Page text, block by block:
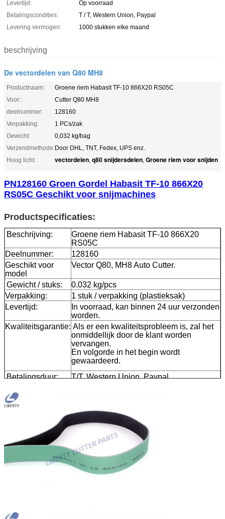
Levertijd:
Op voorraad
Betalingscondities:
T / T, Western Union, Paypal
Levering vermogen:
1000 stukken elke maand
beschrijving
De vectordelen van Q80 MH8
Productnaam:
Groene riem Habasit TF-10 866X20 RS05C
Voor::
Cutter Q80 MH8
deelnummer:
128160
Verpakking:
1 PCs/zak
Gewicht:
0,032 kg/bag
Verzendmethode:Door DHL, TNT, Fedex, UPS enz.
Hoog licht:
vectordelen, q80 snijdersdelen, Groene riem voor snijden
PN128160 Groen Gordel Habasit TF-10 866X20
RS05C Geschikt voor snijmachines
Productspecificaties:
Beschrijving:
Groene riem Habasit TF-10 866X20
RS05C
Deelnummer:
128160
Geschikt voor
model
Vector Q80, MH8 Auto Cutter.
Gewicht / stuks:
0.032 kg/pcs
Verpakking:
1 stuk / verpakking (plastieksak)
Levertijd:
In voorraad, kan binnen 24 uur verzonden
worden.
Kwaliteitsgarantie: Als er een kwaliteitsprobleem is, zal het
onmiddellijk door de klant worden
vervangen.
En volgorde in het begin wordt
gewaardeerd.
Betalingsduur:
T/T, Western Union, Paypal